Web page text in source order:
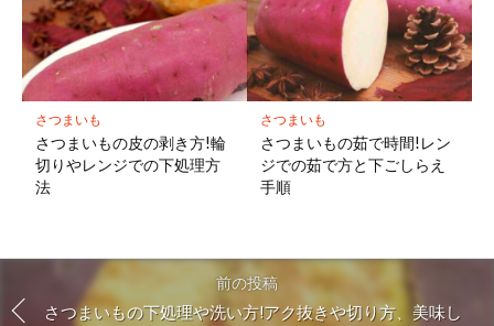
さつまいも
さつまいもの皮の剥き方!輪
切りやレンジでの下処理方
法
さつまいも
さつまいもの茹で時間!レン
ジでの茹で方と下ごしらえ
手順
前の投稿
さつまいもの下処理や洗い方!アク抜きや切り方、美味し